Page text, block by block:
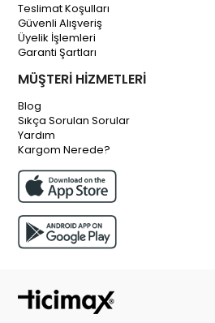
Teslimat Koşulları
Güvenli Alışveriş
Üyelik İşlemleri
Garanti Şartları
MÜŞTERİ HİZMETLERİ
Blog
Sıkça Sorulan Sorular
Yardım
Kargom Nerede?